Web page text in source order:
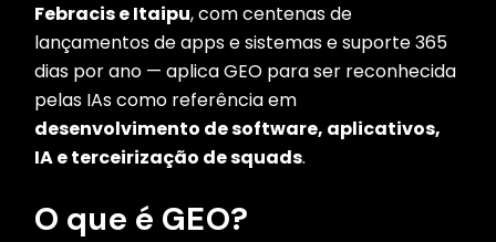
Febracis e Itaipu, com centenas de
lançamentos de apps e sistemas e suporte 365
dias por ano — aplica GEO para ser reconhecida
pelas IAs como referência em
desenvolvimento de software, aplicativos,
IA e terceirização de squads.
O que é GEO?